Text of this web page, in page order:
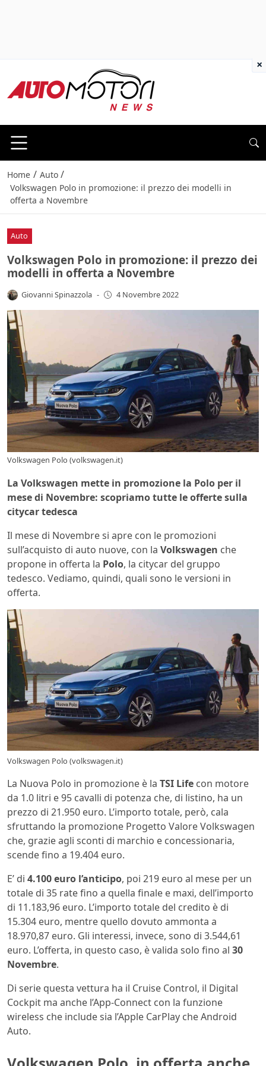
Home / Auto /
Volkswagen Polo in promozione: il prezzo dei modelli in
offerta a Novembre
Auto
Volkswagen Polo in promozione: il prezzo dei
modelli in offerta a Novembre
Giovanni Spinazzola - 4 Novembre 2022
Volkswagen Polo (volkswagen.it)
La Volkswagen mette in promozione la Polo per il
mese di Novembre: scopriamo tutte le offerte sulla
citycar tedesca
Il mese di Novembre si apre con le promozioni
sull’acquisto di auto nuove, con la Volkswagen che
propone in offerta la Polo, la citycar del gruppo
tedesco. Vediamo, quindi, quali sono le versioni in
offerta.
Volkswagen Polo (volkswagen.it)
La Nuova Polo in promozione è la TSI Life con motore
da 1.0 litri e 95 cavalli di potenza che, di listino, ha un
prezzo di 21.950 euro. L’importo totale, però, cala
sfruttando la promozione Progetto Valore Volkswagen
che, grazie agli sconti di marchio e concessionaria,
scende fino a 19.404 euro.
E’ di 4.100 euro l’anticipo, poi 219 euro al mese per un
totale di 35 rate fino a quella finale e maxi, dell’importo
di 11.183,96 euro. L’importo totale del credito è di
15.304 euro, mentre quello dovuto ammonta a
18.970,87 euro. Gli interessi, invece, sono di 3.544,61
euro. L’offerta, in questo caso, è valida solo fino al 30
Novembre.
Di serie questa vettura ha il Cruise Control, il Digital
Cockpit ma anche l’App-Connect con la funzione
wireless che include sia l’Apple CarPlay che Android
Auto.
×